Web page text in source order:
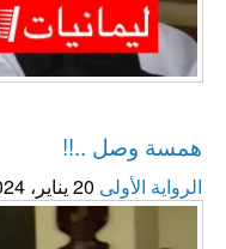
همسة وصل ..!!
الرواية الأولى 20 يناير، 2024